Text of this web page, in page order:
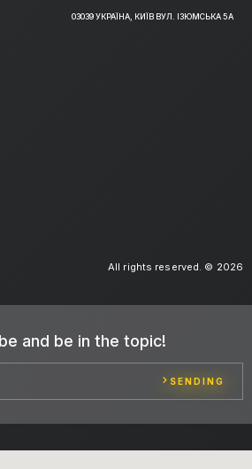
03039 УКРАЇНА, КИЇВ ВУЛ. ІЗЮМСЬКА 5А
All rights reserved. © 2026
and be in the topic!
SENDING